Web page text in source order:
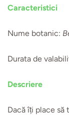
Caracteristici
Nume botanic:
Durata de
Descriere
Dacă îți place să